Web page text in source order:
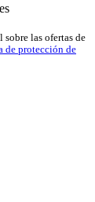
las ofertas de
de protección de